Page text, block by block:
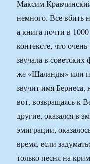
Максим
немного. Все вбить
а книга почти в
контексте, что
звучала в
же «Шаланды» или
звучит имя
вот, возвращаясь к
другие, оказался в
эмиграции,
время, если
только песня на